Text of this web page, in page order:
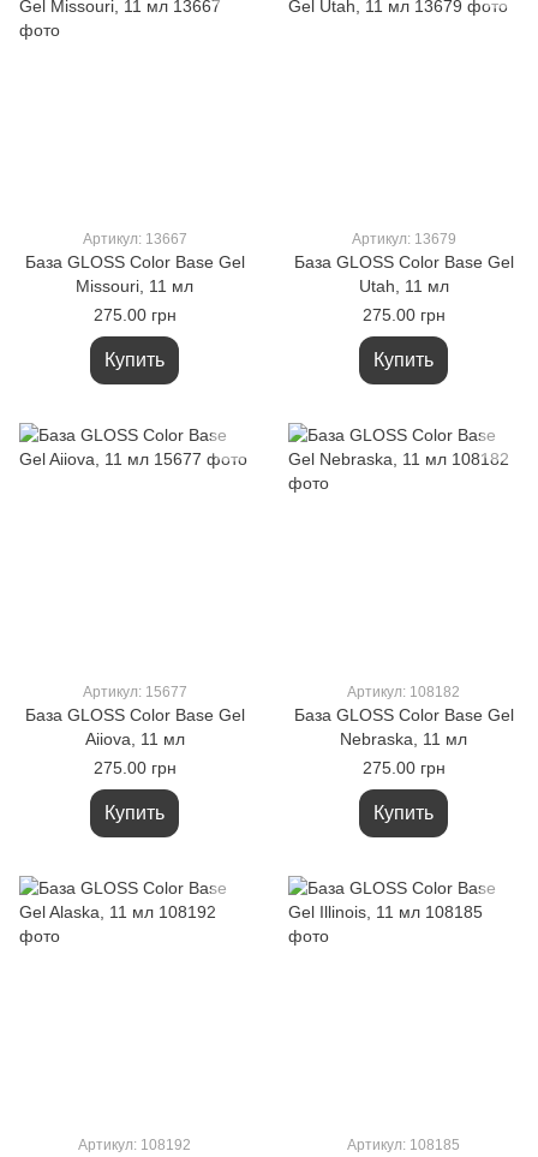
Артикул: 13667
База GLOSS Color Base Gel
Missouri, 11 мл
275.00 грн
Купить
Артикул: 13679
База GLOSS Color Base Gel
Utah, 11 мл
275.00 грн
Купить
Артикул: 15677
База GLOSS Color Base Gel
Aiiova, 11 мл
275.00 грн
Купить
Артикул: 108182
База GLOSS Color Base Gel
Nebraska, 11 мл
275.00 грн
Купить
Артикул: 108192 Артикул: 108185